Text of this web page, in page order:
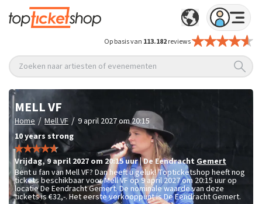
Op basis van 113.182reviews
Zoeken naar artiesten of evenementen
MELL VF
Home / Mell VF / 9 april 2027 om 20:15
10 years strong
vrijdag, 9 april 2027 om 20:15uur|De EendrachtGemert
Bent u fan van Mell VF? Dan heeft u geluk! Topticketshop heeft nog
tickets beschikbaar voor Mell VF op 9 april 2027 om 20:15 uur op
locatie De Eendracht Gemert. De nominale waarde van deze
tickets is €32,-. Het eerste verkooppunt is De Eendracht Gemert.